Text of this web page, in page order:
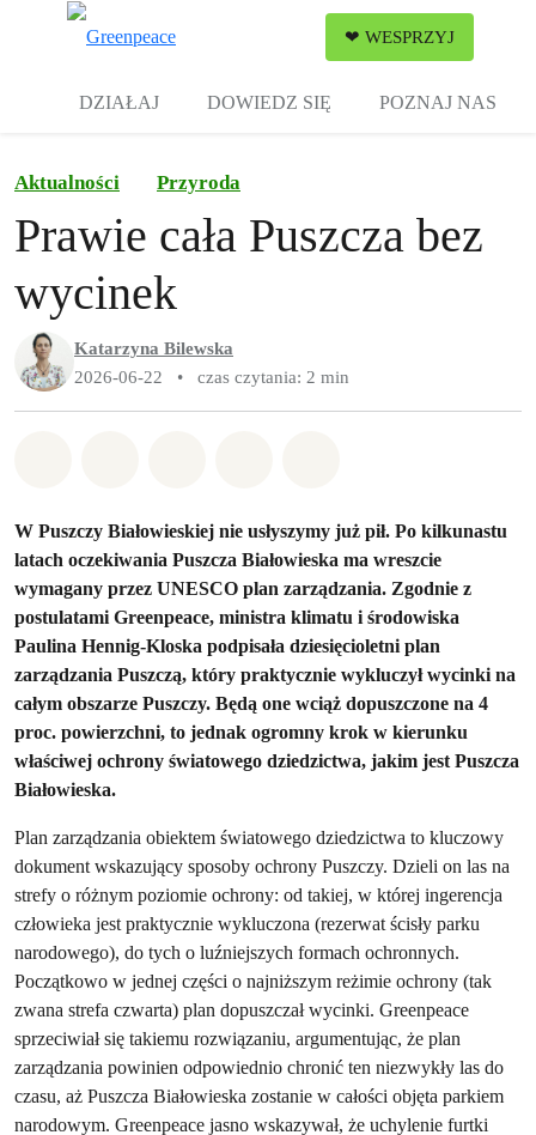
❤ WESPRZYJ
DZIAŁAJ DOWIEDZ SIĘ POZNAJ NAS
Aktualności Przyroda
Prawie cała Puszcza bez
wycinek
Katarzyna Bilewska
2026-06-22
• czas czytania: 2 min
W Puszczy Białowieskiej nie usłyszymy już pił. Po kilkunastu
latach oczekiwania Puszcza Białowieska ma wreszcie
wymagany przez UNESCO plan zarządzania. Zgodnie z
postulatami Greenpeace, ministra klimatu i środowiska
Paulina Hennig-Kloska podpisała dziesięcioletni plan
zarządzania Puszczą, który praktycznie wykluczył wycinki na
całym obszarze Puszczy. Będą one wciąż dopuszczone na 4
proc. powierzchni, to jednak ogromny krok w kierunku
właściwej ochrony światowego dziedzictwa, jakim jest Puszcza
Białowieska.
Plan zarządzania obiektem światowego dziedzictwa to kluczowy
dokument wskazujący sposoby ochrony Puszczy. Dzieli on las na
strefy o różnym poziomie ochrony: od takiej, w której ingerencja
człowieka jest praktycznie wykluczona (rezerwat ścisły parku
narodowego), do tych o luźniejszych formach ochronnych.
Początkowo w jednej części o najniższym reżimie ochrony (tak
zwana strefa czwarta) plan dopuszczał wycinki. Greenpeace
sprzeciwiał się takiemu rozwiązaniu, argumentując, że plan
zarządzania powinien odpowiednio chronić ten niezwykły las do
czasu, aż Puszcza Białowieska zostanie w całości objęta parkiem
narodowym. Greenpeace jasno wskazywał, że uchylenie furtki